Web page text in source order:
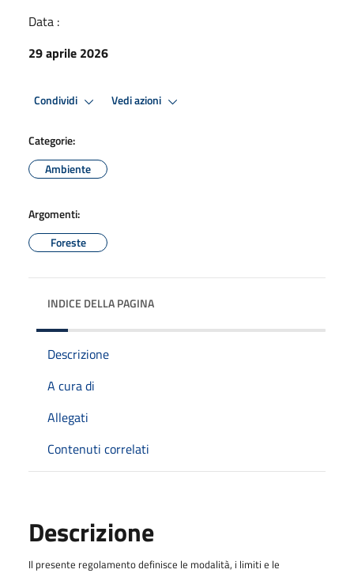
Data :
29 aprile 2026
Condividi Vedi azioni
Categorie:
Ambiente
Argomenti:
Foreste
INDICE DELLA PAGINA
Descrizione
A cura di
Allegati
Contenuti correlati
Descrizione
Il presente regolamento definisce le modalità, i limiti e le